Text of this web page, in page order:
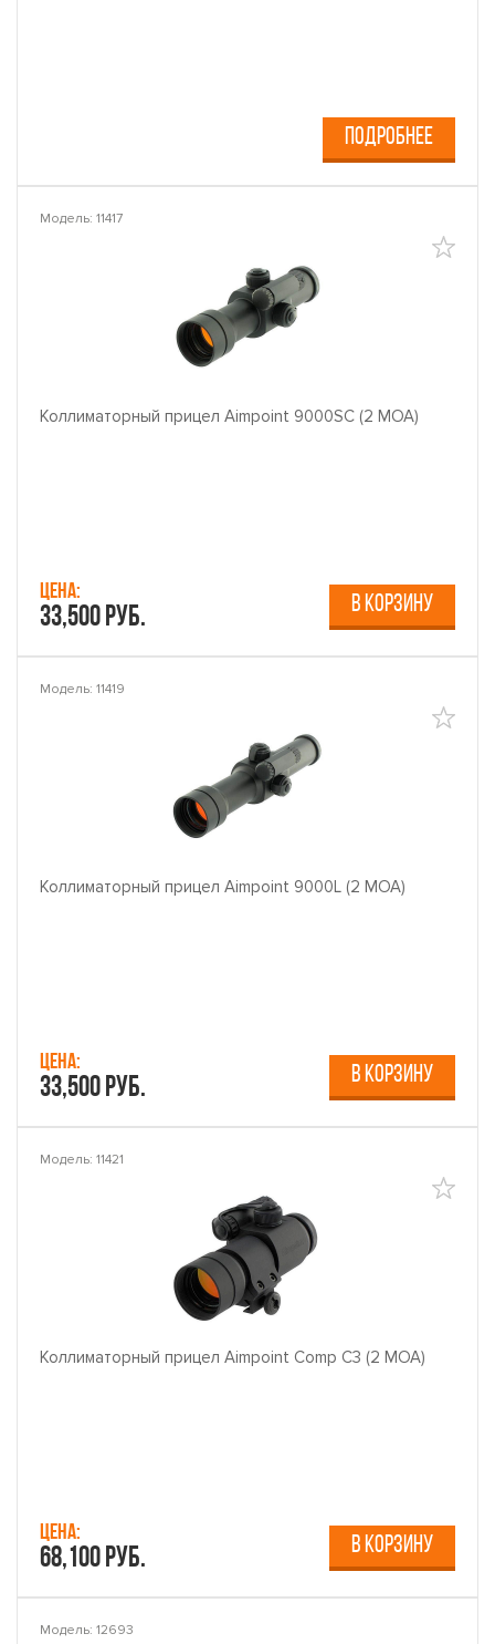
ПОДРОБНЕЕ
Модель: 11417
Коллиматорный прицел Aimpoint 9000SC (2 МОА)
Цена:
33,500 руб. В КОРЗИНУ
Модель: 11419
Коллиматорный прицел Aimpoint 9000L (2 МОА)
Цена:
33,500 руб. В КОРЗИНУ
Модель: 11421
Коллиматорный прицел Aimpoint Comp C3 (2 МОА)
Цена:
68,100 руб. В КОРЗИНУ
Модель: 12693